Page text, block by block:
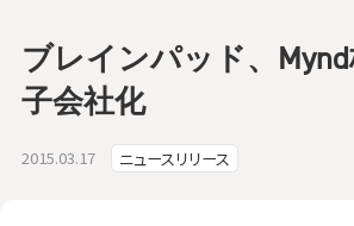
2015.03.17 ニュースリリース
ブレインパッド、
子会社化